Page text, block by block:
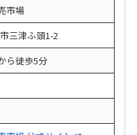
市場
三津ふ頭1-2
ら徒歩5分